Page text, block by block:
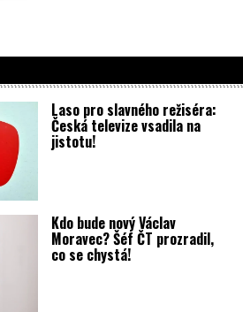
Laso pro slavného režiséra:
Česká televize vsadila na
jistotu!
Kdo bude nový Václav
Moravec? Šéf ČT prozradil,
co se chystá!